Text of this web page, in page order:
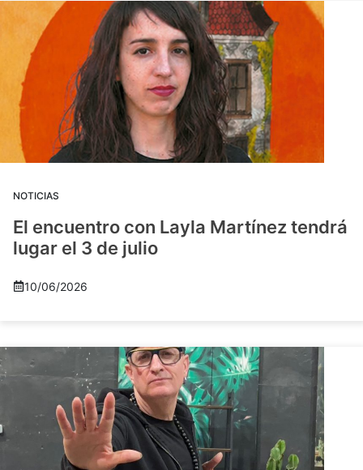
NOTICIAS
El encuentro con Layla Martínez tendrá
lugar el 3 de julio
10/06/2026